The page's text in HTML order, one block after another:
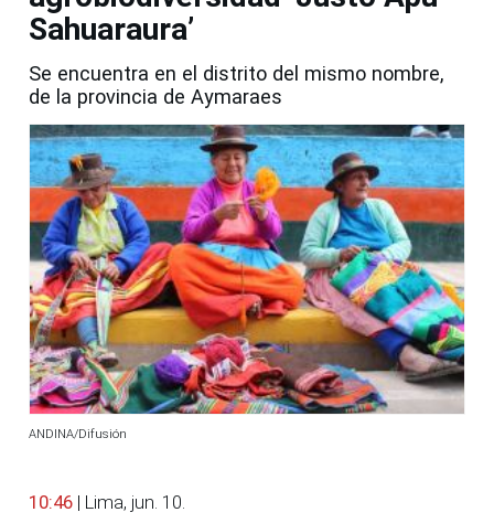
Sahuaraura’
Se encuentra en el distrito del mismo nombre,
de la provincia de Aymaraes
ANDINA/Difusión
10:46 | Lima, jun. 10.